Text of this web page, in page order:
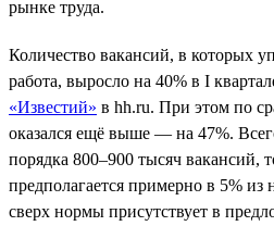
рынке труда.
Количество вакансий, в которых
работа, выросло на 40% в I
«Известий» в hh.ru. При этом по
оказался ещё выше — на 47%.
порядка 800–900 тысяч вакансий,
предполагается примерно в 5% из
сверх нормы присутствует в